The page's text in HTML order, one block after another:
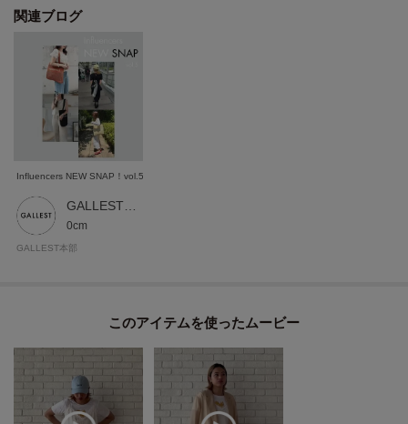
※照明の関係により、実際よりも色味が違って見える場合があります。ま
が異なる場合もございます。
関連ブログ
Influencers NEW SNAP！vol.5
0cm
GALLEST本部
このアイテムを使ったムービー